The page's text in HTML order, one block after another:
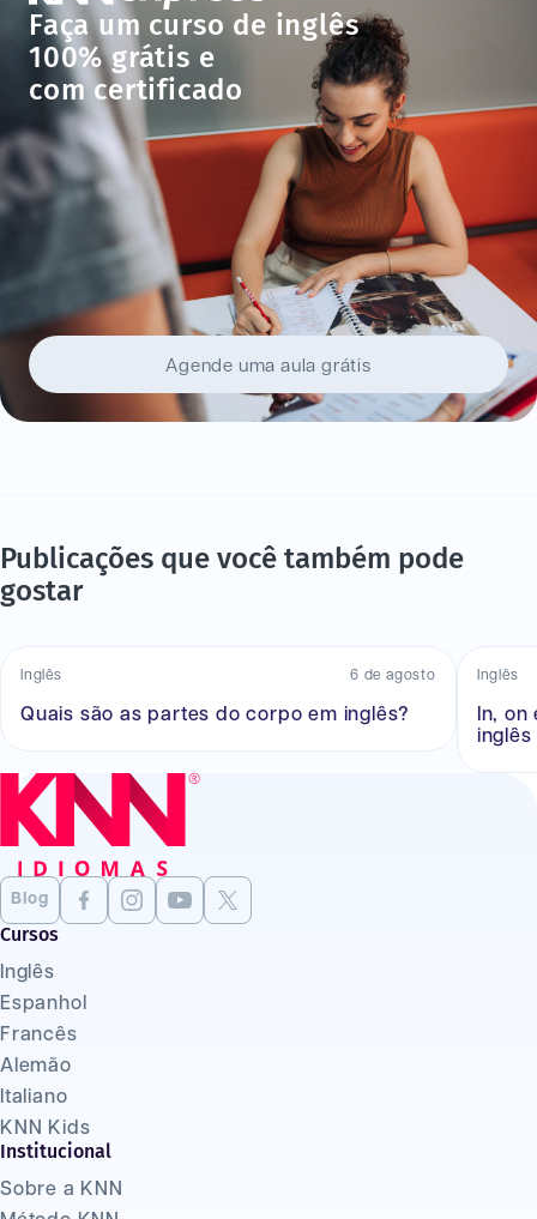
Faça um curso de inglês
100% grátis e
com certificado
Agende uma aula grátis
Publicações que você também pode
gostar
Inglês 6 de agosto
Quais são as partes do corpo em inglês?
Inglês
In,
inglês
Blog
Cursos
Inglês
Espanhol
Francês
Alemão
Italiano
KNN Kids
Institucional
Sobre a KNN